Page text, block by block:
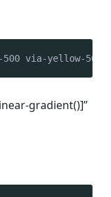
via-yellow-500
gradient()]”